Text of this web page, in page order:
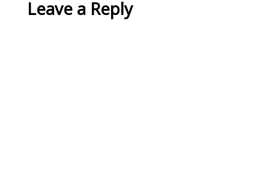
Leave a Reply